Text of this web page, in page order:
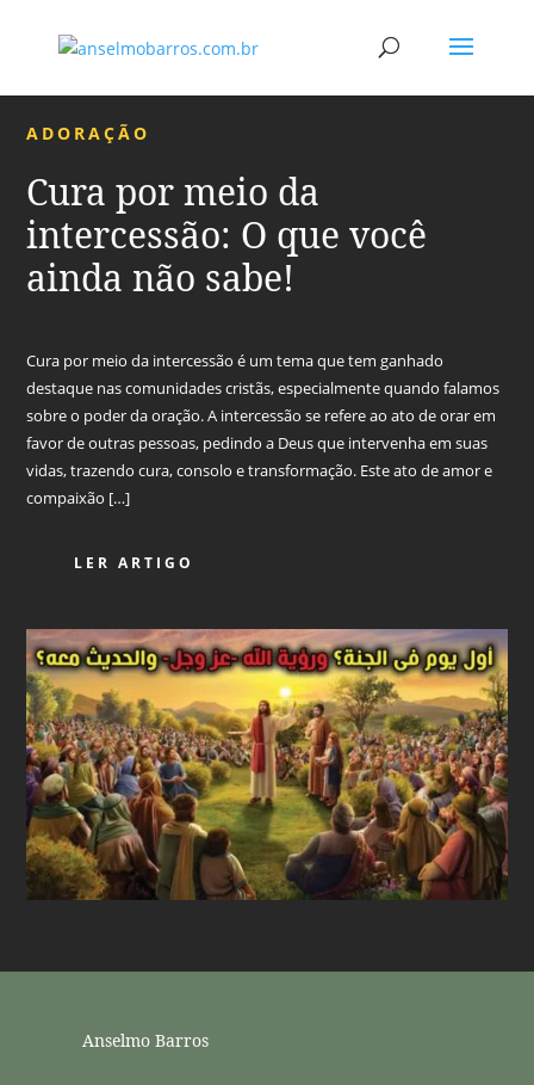
ADORAÇÃO
Cura por meio da
intercessão: O que você
ainda não sabe!
Cura por meio da intercessão é um tema que tem ganhado
destaque nas comunidades cristãs, especialmente quando falamos
sobre o poder da oração. A intercessão se refere ao ato de orar em
favor de outras pessoas, pedindo a Deus que intervenha em suas
vidas, trazendo cura, consolo e transformação. Este ato de amor e
compaixão […]
LER ARTIGO
Anselmo Barros